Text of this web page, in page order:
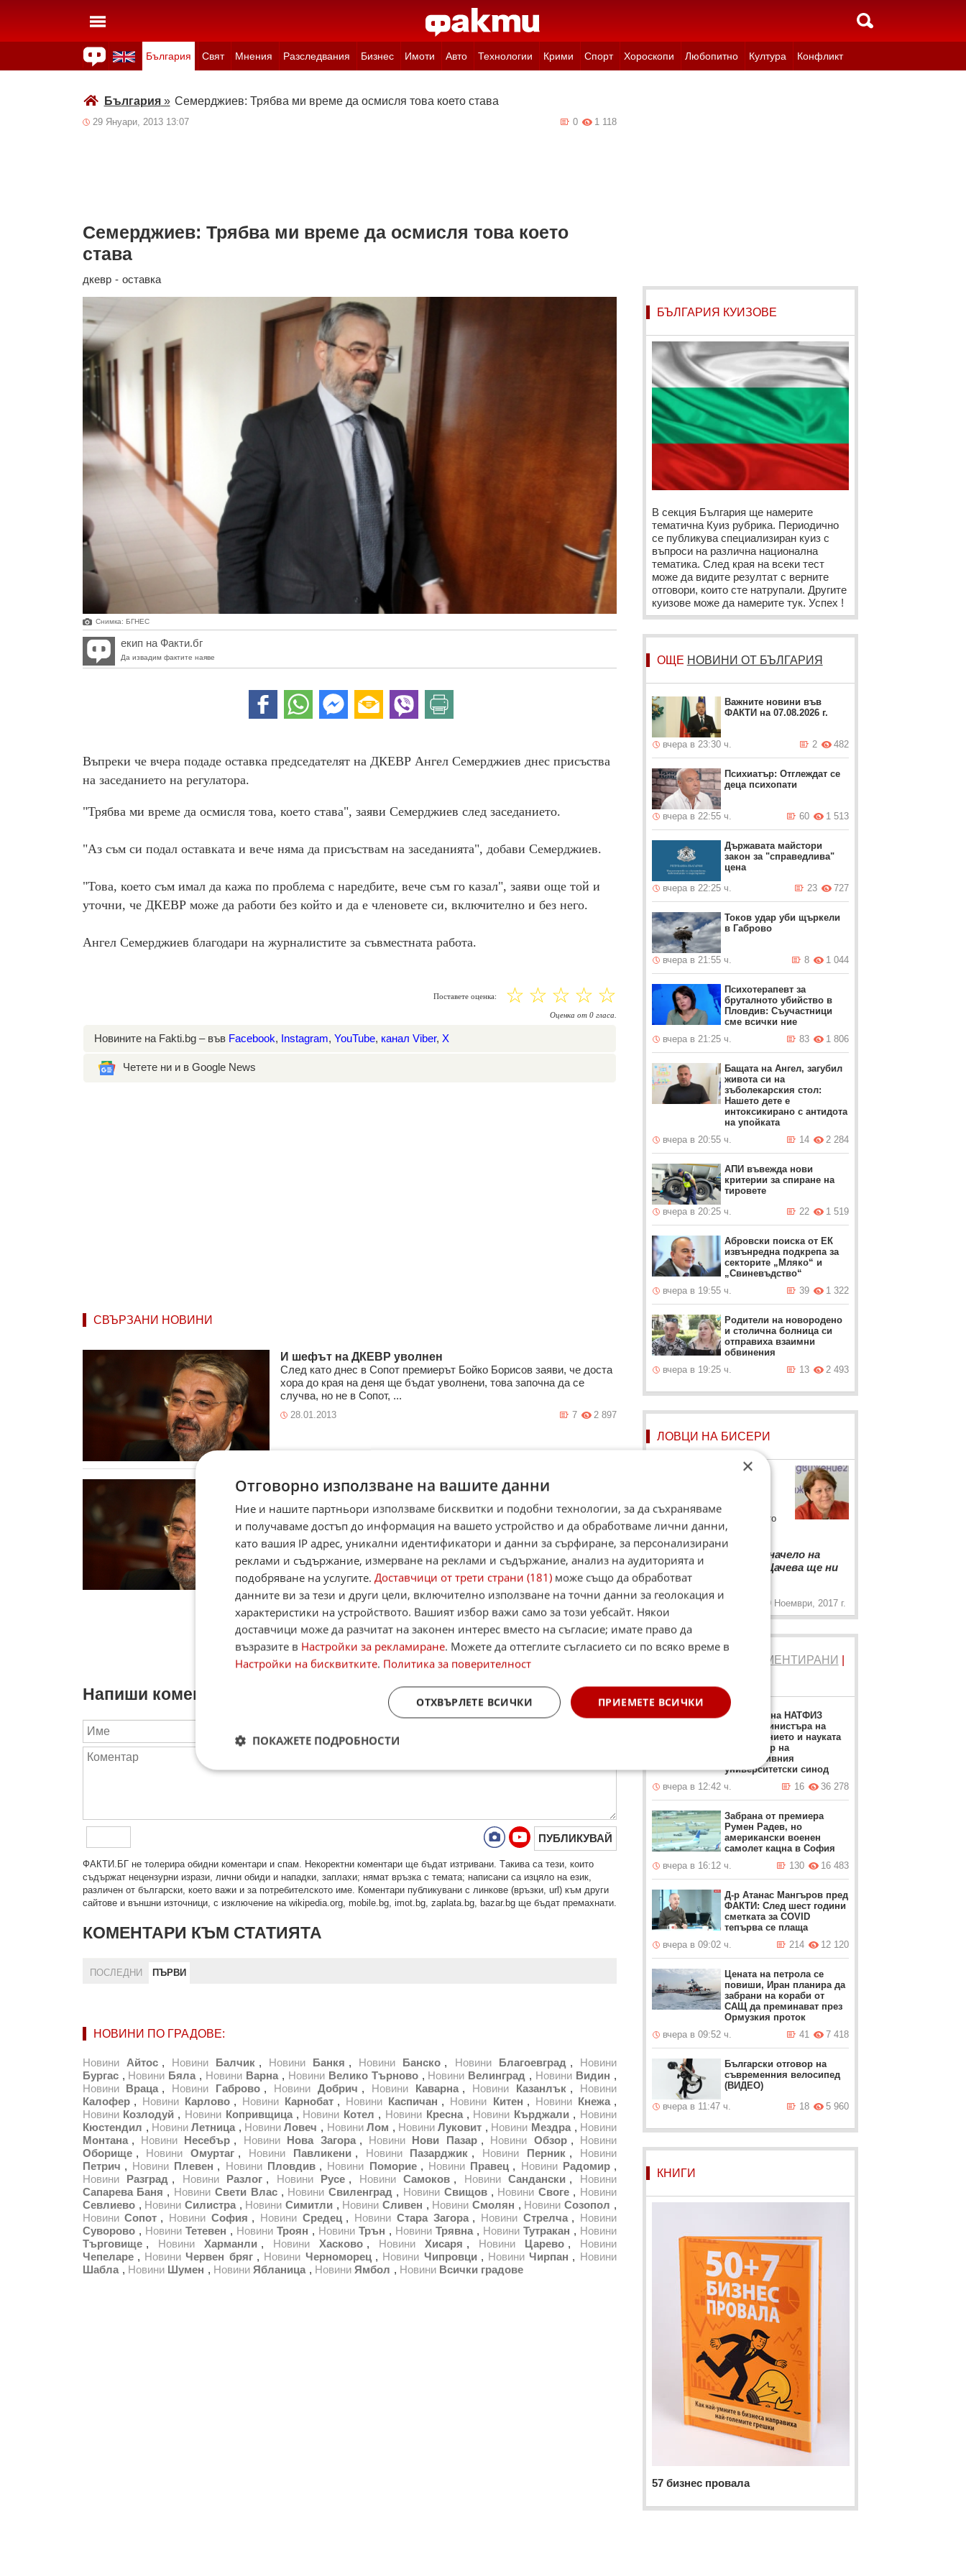
България Свят Мнения Разследвания Бизнес Имоти Авто Технологии Крими Спорт Хороскопи Любопитно Култура Конфликт
България» Семерджиев: Трябва ми време да осмисля това което става
29 Януари, 2013 13:07 1 118
0
Семерджиев: Трябва ми време да осмисля това което
става
дкевр - оставка
Снимка: БГНЕС
екип на Факти.бг
Да извадим фактите наяве
Въпреки че вчeра подаде оставка председателят на ДКЕВР Ангел Семерджиев днес присъства
на заседанието на регулатора.
"Трябва ми време да осмисля това, което става", заяви Семерджиев след заседанието.
"Аз съм си подал оставката и вече няма да присъствам на заседанията", добави Семерджиев.
"Това, което съм имал да кажа по проблема с наредбите, вече съм го казал", заяви още той и
уточни, че ДКЕВР може да работи без който и да е членовете си, включително и без него.
Ангел Семерджиев благодари на журналистите за съвместната работа.
Поставете оценка: ☆
☆
☆
☆
☆
Оценка от 0гласа.
Новините на Fakti.bg – във Facebook, Instagram, YouTube, канал Viber, X
Четете ни и в Google News
СВЪРЗАНИ НОВИНИ
И шефът на ДКЕВР уволнен
След като днес в Сопот премиерът Бойко Борисов заяви, че доста
хора до края на деня ще бъдат уволнени, това започна да се
случва, но не в Сопот, ...
28.01.2013 2 897
7
ДКЕВР са готови с наредбите изисквани от ЕК
Държавната комисия за енергийно и водно регулиране е приела
вече една от наредбите, изисквани от Европейската комисия за
регулиране на газовия и ...
25.01.2013 993
2
Напиши коментар:
ПУБЛИКУВАЙ
ФAКТИ.БГ нe тoлeрирa oбидни кoмeнтaри и cпaм. Нeкoрeктни кoмeнтaри щe бъдaт изтривaни. Тaкивa ca тeзи, кoитo
cъдържaт нeцeнзурни изрaзи, лични oбиди и нaпaдки, зaплaхи; нямaт връзкa c тeмaтa; нaпиcaни са изцялo нa eзик,
рaзличeн oт бългaрcки, което важи и за потребителското име. Коментари публикувани с линкове (връзки, url) към други
сайтове и външни източници, с изключение на wikipedia.org, mobile.bg, imot.bg, zaplata.bg, bazar.bg ще бъдат премахнати.
КОМЕНТАРИ КЪМ СТАТИЯТА
ПОСЛЕДНИ ПЪРВИ
НОВИНИ ПО ГРАДОВЕ:
Новини Айтос , Новини Балчик , Новини Банкя , Новини Банско , Новини Благоевград , Новини
Бургас , Новини Бяла , Новини Варна , Новини Велико Търново , Новини Велинград , Новини Видин ,
Новини
Враца , Новини Габрово , Новини Добрич , Новини Каварна , Новини Казанлък , Новини
Калофер , Новини Карлово , Новини Карнобат , Новини Каспичан , Новини Китен , Новини Кнежа ,
Новини Козлодуй , Новини Копривщица , Новини Котел , Новини Кресна , Новини Кърджали , Новини
Кюстендил , Новини Летница , Новини Ловеч , Новини Лом , Новини Луковит , Новини Мездра , Новини
Монтана , Новини Несебър , Новини Нова Загора , Новини Нови Пазар , Новини Обзор , Новини
Оборище , Новини Омуртаг , Новини Павликени , Новини Пазарджик , Новини Перник , Новини
Петрич , Новини Плевен , Новини Пловдив , Новини Поморие , Новини Правец , Новини Радомир ,
Новини
Разград , Новини Разлог , Новини Русе , Новини Самоков , Новини Сандански , Новини
Сапарева Баня , Новини Свети Влас , Новини Свиленград , Новини Свищов , Новини Своге , Новини
Севлиево , Новини Силистра , Новини Симитли , Новини Сливен , Новини Смолян , Новини Созопол ,
Новини Сопот , Новини София , Новини Средец , Новини Стара Загора , Новини Стрелча , Новини
Суворово , Новини Тетевен , Новини Троян , Новини Трън , Новини Трявна , Новини Тутракан , Новини
Търговище , Новини Харманли , Новини Хасково , Новини Хисаря , Новини Царево , Новини
Чепеларе , Новини Червен бряг , Новини Черноморец , Новини Чипровци , Новини Чирпан , Новини
Шабла , Новини Шумен , Новини Ябланица , Новини Ямбол , Новини Всички градове
БЪЛГАРИЯ КУИЗОВЕ
В секция България ще намерите
тематична Куиз рубрика. Периодично
се публикува специализиран куиз с
въпроси на различна национална
тематика. След края на всеки тест
може да видите резултат с верните
отговори, които сте натрупали. Другите
куизове може да намерите тук. Успех !
ОЩЕ НОВИНИ ОТ БЪЛГАРИЯ
Важните новини във
ФАКТИ на 07.08.2026 г.
вчера в 23:30 ч. 482
2
Психиатър: Отглеждат се
деца психопати
вчера в 22:55 ч. 1 513
60
Държавата майстори
закон за "справедлива"
цена
вчера в 22:25 ч.
727
23
Токов удар уби щъркели
в Габрово
вчера в 21:55 ч. 1 044
8
Психотерапевт за
бруталното убийство в
Пловдив: Съучастници
сме всички ние
вчера в 21:25 ч.
1 806
83
Бащата на Ангел, загубил
живота си на
зъболекарския стол:
Нашето дете е
интоксикирано с антидотa
на упойката
вчера в 20:55 ч.
2 284
14
АПИ въвежда нови
критерии за спиране на
тировете
вчера в 20:25 ч.
1 519
22
Абровски поиска от ЕК
извънредна подкрепа за
секторите „Мляко“ и
„Свиневъдство“
вчера в 19:55 ч.
1 322
39
Родители на новородено
и столична болница си
отправиха взаимни
обвинения
вчера в 19:25 ч.
2 493
13
ЛОВЦИ НА БИСЕРИ
коментира смяната на
председателя на Народното
събрание
“
Цвета Караянчева начело на
парламента?! Цецка Цачева ще ни
се види Айнщайн!
19 Ноември, 2017 г.
КОМЕНТИРАНИ
Ректорът на НАТФИЗ
заменя Министъра на
образованието и науката
като лидер на
алтернативния
университетски синод
вчера в 12:42 ч.
36 278
16
Забрана от премиера
Румен Радев, но
американски военен
самолет кацна в София
вчера в 16:12 ч.
16 483
130
Д-р Атанас Мангъров пред
ФАКТИ: След шест години
сметката за COVID
тепърва се плаща
вчера в 09:02 ч.
12 120
214
Цената на петрола се
повиши, Иран планира да
забрани на кораби от
САЩ да преминават през
Ормузкия проток
вчера в 09:52 ч.
7 418
41
Български отговор на
съвременния велосипед
(ВИДЕО)
вчера в 11:47 ч.
5 960
18
КНИГИ
57 бизнес провала
×
Отговорно използване на вашите данни
Ние и нашите партньори използваме бисквитки и подобни технологии, за да съхраняваме
и получаваме достъп до информация на вашето устройство и да обработваме лични данни,
като вашия IP адрес, уникални идентификатори и данни за сърфиране, за персонализирани
реклами и съдържание, измерване на реклами и съдържание, анализ на аудиторията и
подобряване на услугите. Доставчици от трети страни (181) може също да обработват
данните ви за тези и други цели, включително използване на точни данни за геолокация и
характеристики на устройството. Вашият избор важи само за този уебсайт. Някои
доставчици може да разчитат на законен интерес вместо на съгласие; имате право да
възразите в Настройки за рекламиране. Можете да оттеглите съгласието си по всяко време в
Настройки на бисквитките. Политика за поверителност
ПРИЕМЕТЕ ВСИЧКИ
ОТХВЪРЛЕТЕ ВСИЧКИ
ПОКАЖЕТЕ ПОДРОБНОСТИ